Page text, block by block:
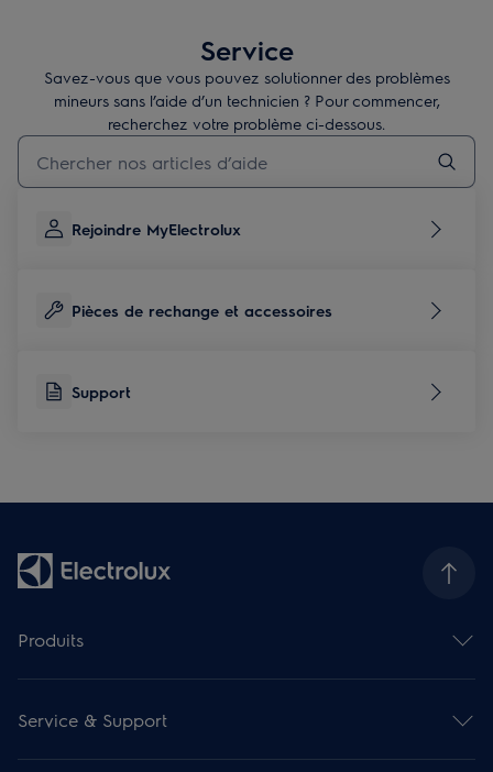
Service
Savez-vous que vous pouvez solutionner des problèmes
mineurs sans l’aide d’un technicien ? Pour commencer,
recherchez votre problème ci-dessous.
Tapez pour rechercher des articles d’assistance
Rejoindre MyElectrolux
Pièces de rechange et accessoires
Support
Produits
Hottes de cuisine
Cuisinières
Taques de cuisson
Service & Support